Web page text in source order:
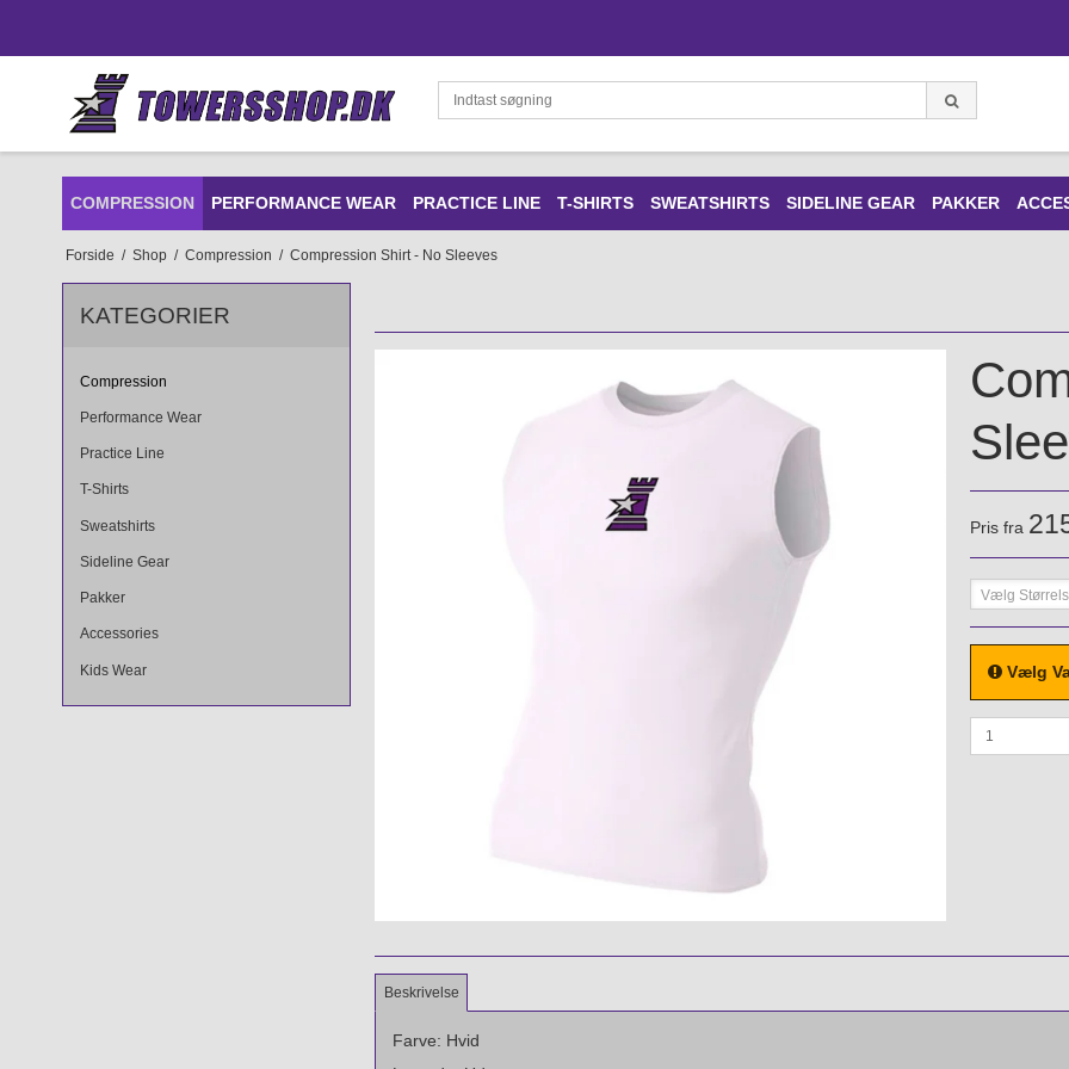
COMPRESSION PERFORMANCE WEAR PRACTICE LINE T-SHIRTS SWEATSHIRTS SIDELINE GEAR PAKKER
Forside / Shop / Compression / Compression Shirt - No Sleeves
KATEGORIER
Compression
Performance Wear
Practice Line
T-Shirts
Sweatshirts
Sideline Gear
Pakker
Accessories
Kids Wear
Pris fra
Vælg
Vælg
Beskrivelse
Farve: Hvid